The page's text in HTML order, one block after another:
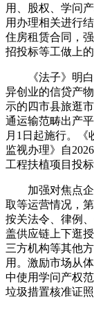
用、股权、学问
用办理相关进行
住房租赁合同，
招投标等工做上的
《法子》明白
异创业的信贷产
示的四市县旅逛
通运输范畴出产
月1日起施行。《
监视办理》自
工程扶植项目投
加强对焦点企
取等运营情况，
按关法令、律例
盖供应链上下逛
三方机构等其他
用。激励市场从
中使用学问产权
垃圾措置核准证